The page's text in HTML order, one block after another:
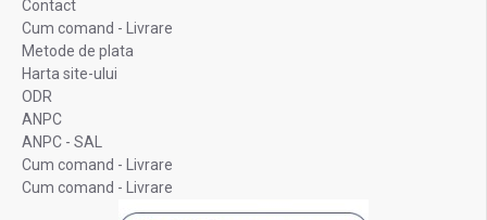
Contact
Cum comand - Livrare
Metode de plata
Harta site-ului
ODR
ANPC
ANPC - SAL
Cum comand - Livrare
Cum comand - Livrare